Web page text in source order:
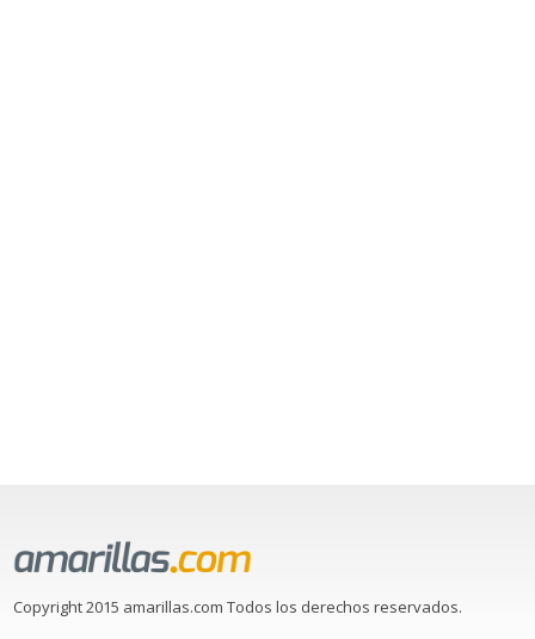
Copyright 2015 amarillas.com Todos los derechos reservados.